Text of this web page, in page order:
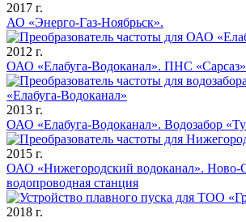
2017 г.
АО «Энерго-Газ-Ноябрьск».
2012 г.
ОАО «Елабуга-Водоканал». ПНС «Сарсаз»
2013 г.
ОАО «Елабуга-Водоканал». Водозабор
2015 г.
ОАО «Нижегородский водоканал». Ново-
водопроводная станция
2018 г.